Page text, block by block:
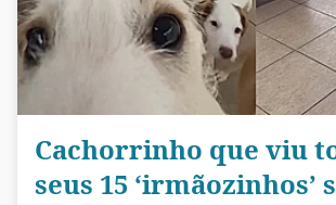
Cachorrinho que viu
seus 15 ‘irmãozinhos’